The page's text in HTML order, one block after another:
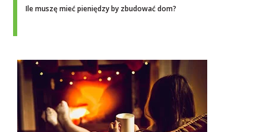
Ile muszę mieć pieniędzy by zbudować dom?